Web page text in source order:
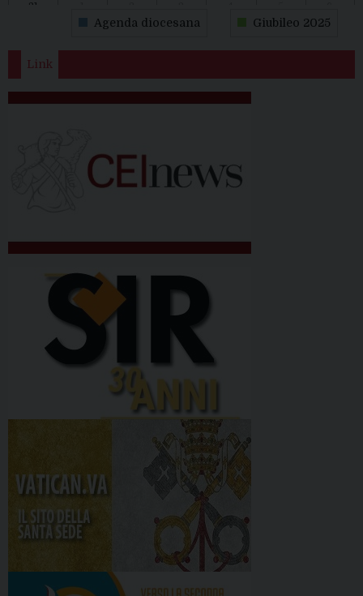
31
Agenda diocesana Giubileo 2025
Link